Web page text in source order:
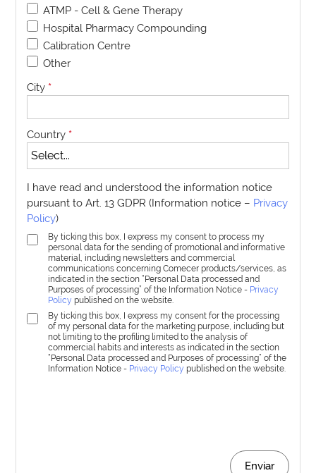
ATMP - Cell & Gene Therapy
Hospital Pharmacy Compounding
Calibration Centre
Other
City *
Country *
I have read and understood the information notice
pursuant to Art. 13 GDPR (Information notice – Privacy
Policy)
By ticking this box, I express my consent to process my
personal data for the sending of promotional and informative
material, including newsletters and commercial
communications concerning Comecer products/services, as
indicated in the section “Personal Data processed and
Purposes of processing” of the Information Notice - Privacy
Policy published on the website.
By ticking this box, I express my consent for the processing
of my personal data for the marketing purpose, including but
not limiting to the profiling limited to the analysis of
commercial habits and interests as indicated in the section
“Personal Data processed and Purposes of processing” of the
Information Notice - Privacy Policy published on the website.
Enviar